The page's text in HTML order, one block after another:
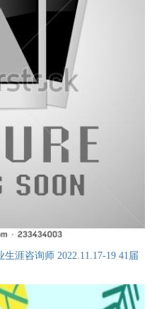
生涯咨询师 2022.11.17-19 41届